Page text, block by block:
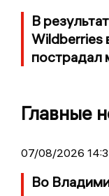
В
Wildberries
пострадал
Главные
07/08/2026
Во